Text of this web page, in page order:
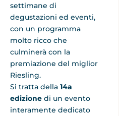
settimane di
degustazioni ed eventi,
con un programma
molto ricco che
culminerà con la
premiazione del miglior
Riesling.
Si tratta della 14a
edizione di un evento
interamente dedicato